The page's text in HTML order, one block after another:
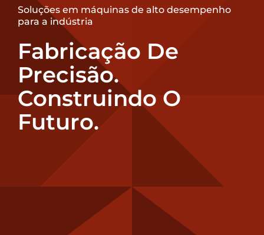
Soluções em máquinas de alto desempenho
para a indústria
Fabricação De
Precisão.
Construindo O
Futuro.